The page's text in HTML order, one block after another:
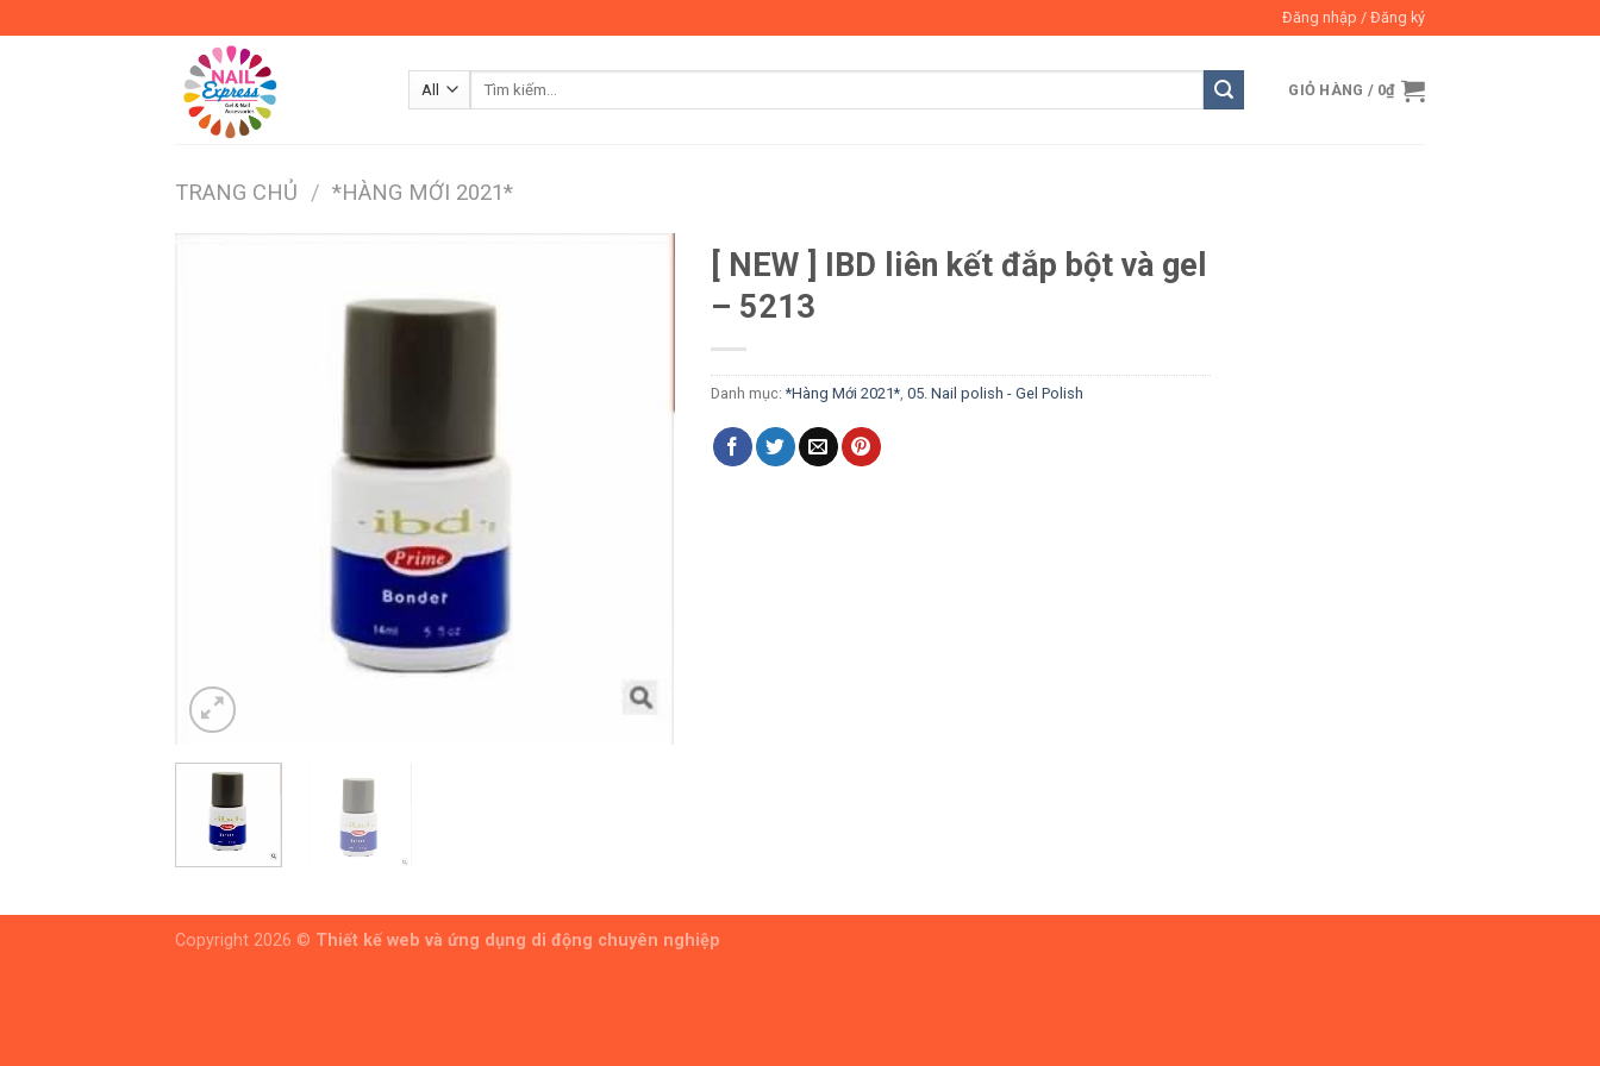
Đăng nhập / Đăng ký
GIỎ HÀNG / 0₫
TRANG CHỦ / *HÀNG MỚI 2021*
[ NEW ] IBD liên kết đắp bột và gel
– 5213
Danh mục:*Hàng Mới 2021*, 05. Nail polish - Gel Polish
Copyright 2026 © Thiết kế web và ứng dụng di động chuyên nghiệp